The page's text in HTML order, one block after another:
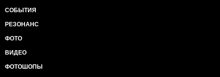
СОБЫТИЯ
РЕЗОНАНС
ФОТО
ВИДЕО
ФОТОШОПЫ